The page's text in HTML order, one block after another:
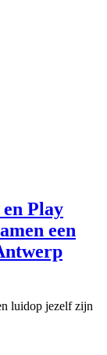
Play
een
luidop jezelf zijn